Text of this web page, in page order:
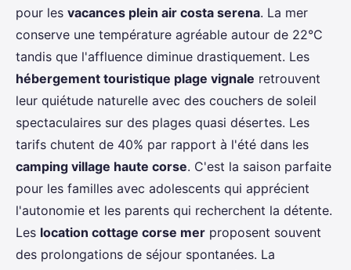
pour les vacances plein air costa serena. La mer
conserve une température agréable autour de 22°C
tandis que l'affluence diminue drastiquement. Les
hébergement touristique plage vignale retrouvent
leur quiétude naturelle avec des couchers de soleil
spectaculaires sur des plages quasi désertes. Les
tarifs chutent de 40% par rapport à l'été dans les
camping village haute corse. C'est la saison parfaite
pour les familles avec adolescents qui apprécient
l'autonomie et les parents qui recherchent la détente.
Les location cottage corse mer proposent souvent
des prolongations de séjour spontanées. La